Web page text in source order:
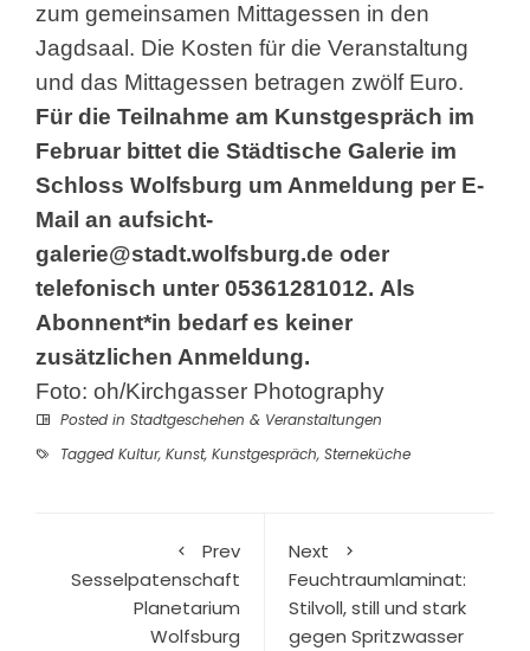
zum gemeinsamen Mittagessen in den
Jagdsaal. Die Kosten für die Veranstaltung
und das Mittagessen betragen zwölf Euro.
Für die Teilnahme am Kunstgespräch im
Februar bittet die Städtische Galerie im
Schloss Wolfsburg um Anmeldung per E-
Mail an aufsicht-
galerie@stadt.wolfsburg.de oder
telefonisch unter 05361281012. Als
Abonnent*in bedarf es keiner
zusätzlichen Anmeldung.
Foto: oh/Kirchgasser Photography
Posted in Stadtgeschehen & Veranstaltungen
Tagged Kultur, Kunst, Kunstgespräch, Sterneküche
Prev
Sesselpatenschaft
Planetarium
Wolfsburg
Next
Feuchtraumlaminat:
Stilvoll, still und stark
gegen Spritzwasser